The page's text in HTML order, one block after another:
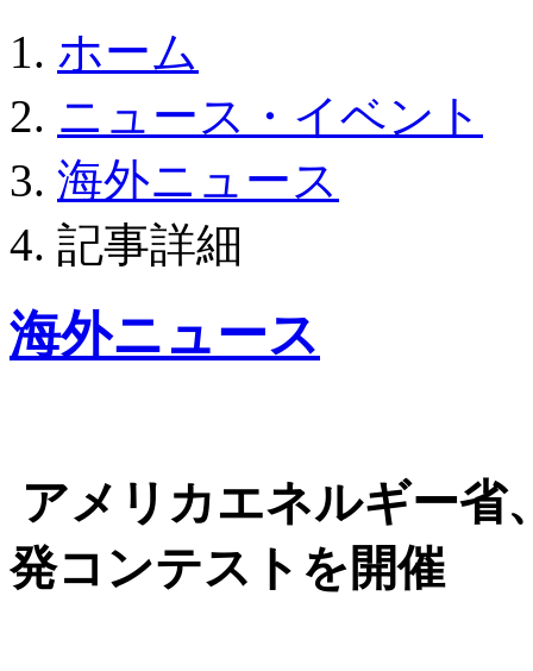
ホーム
ニュース・イベント
海外ニュース
記事詳細
海外ニュース
アメリカエネルギー省
発コンテストを開催